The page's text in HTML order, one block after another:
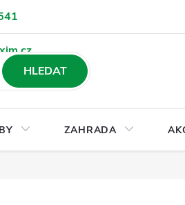
stažení
HLEDAT
ZAHRADA